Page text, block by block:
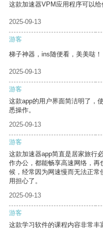
这款加速器VPM应用程序可以给
2025-09-13
游客
梯子神器，ins随便看，美美哒！
2025-09-13
游客
这款app的用户界面简洁明了，
悉操作。
2025-09-13
游客
这款加速器app简直是居家旅行
作办公，都能畅享高速网络，
候，经常因为网速慢而无法正常
用担心了。
2025-09-13
游客
这款学习软件的课程内容非常